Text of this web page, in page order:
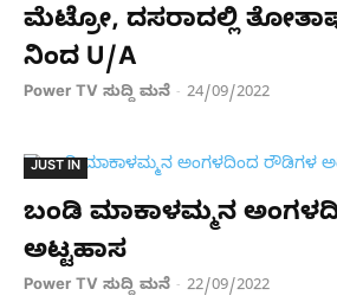
ಮೆಟ್ರೋ, ದಸರಾದಲ್ಲಿ
ನಿಂದ U/A
Power TV ಸುದ್ದಿ ಮನೆ - 24/09/2022
JUST IN
ಬಂಡಿ ಮಾಕಾಳಮ್ಮನ
ಅಟ್ಟಹಾಸ
Power TV ಸುದ್ದಿ ಮನೆ - 22/09/2022